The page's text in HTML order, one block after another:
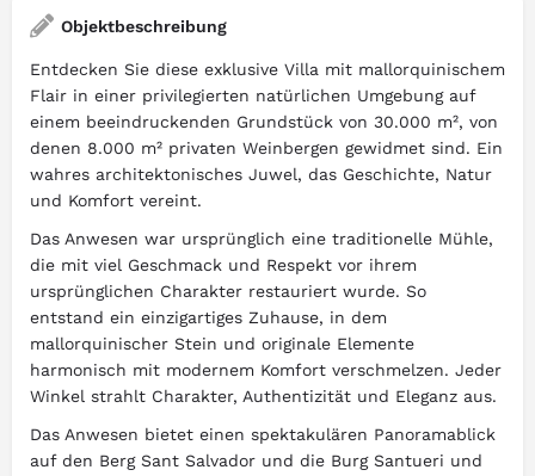
Objektbeschreibung
Entdecken Sie diese exklusive Villa mit mallorquinischem
Flair in einer privilegierten natürlichen Umgebung auf
einem beeindruckenden Grundstück von 30.000 m², von
denen 8.000 m² privaten Weinbergen gewidmet sind. Ein
wahres architektonisches Juwel, das Geschichte, Natur
und Komfort vereint.
Das Anwesen war ursprünglich eine traditionelle Mühle,
die mit viel Geschmack und Respekt vor ihrem
ursprünglichen Charakter restauriert wurde. So
entstand ein einzigartiges Zuhause, in dem
mallorquinischer Stein und originale Elemente
harmonisch mit modernem Komfort verschmelzen. Jeder
Winkel strahlt Charakter, Authentizität und Eleganz aus.
Das Anwesen bietet einen spektakulären Panoramablick
auf den Berg Sant Salvador und die Burg Santueri und